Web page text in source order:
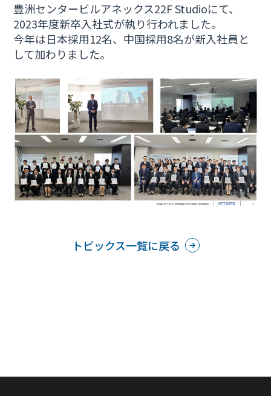
豊洲センタービルアネックス22F Studioにて、
2023年度新卒入社式が執り行われました。
今年は日本採用12名、中国採用8名が新入社員と
して加わりました。
トピックス一覧に戻る